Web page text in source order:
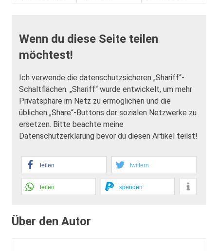
Wenn du diese Seite teilen
möchtest!
Ich verwende die datenschutzsicheren „Shariff“-
Schaltflächen. „Shariff“ wurde entwickelt, um mehr
Privatsphäre im Netz zu ermöglichen und die
üblichen „Share“-Buttons der sozialen Netzwerke zu
ersetzen. Bitte beachte meine
Datenschutzerklärung bevor du diesen Artikel teilst!
teilen twittern
teilen spenden
Über den Autor